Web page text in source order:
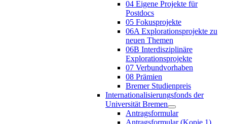
04 Eigene Projekte für
Postdocs
05 Fokusprojekte
06A Explorationsprojekte zu
neuen Themen
06B Interdisziplinäre
Explorationsprojekte
07 Verbundvorhaben
08 Prämien
Bremer Studienpreis
Internationalisierungsfonds der
Universität Bremen
Antragsformular
Antragsformular (Kopie 1)